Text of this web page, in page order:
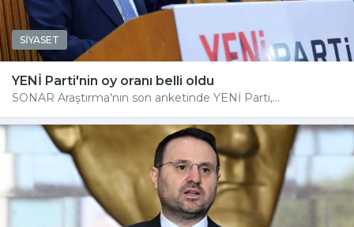
SİYASET
YENİ Parti'nin oy oranı belli oldu
SONAR Araştırma'nın son anketinde YENİ Parti,...